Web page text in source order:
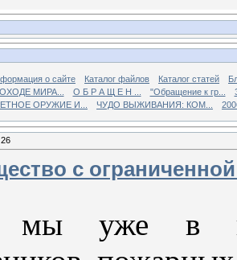
о сайте Каталог файлов Каталог статей
МИРА...
О Б Р А Щ Е Н ... "Обращение к гр...
ОРУЖИЕ И...
ЧУДО ВЫЖИВАНИЯ: КОМ...
26
с
уже в